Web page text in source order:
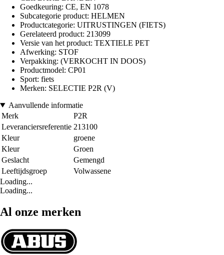
Goedkeuring: CE, EN 1078
Subcategorie product: HELMEN
Productcategorie: UITRUSTINGEN (FIETS)
Gerelateerd product: 213099
Versie van het product: TEXTIELE PET
Afwerking: STOF
Verpakking: (VERKOCHT IN DOOS)
Productmodel: CP01
Sport: fiets
Merken: SELECTIE P2R (V)
Aanvullende informatie
Merk
P2R
Leveranciersreferentie 213100
Kleur
groene
Kleur
Groen
Geslacht
Gemengd
Leeftijdsgroep
Volwassene
Loading...
Loading...
Al onze merken